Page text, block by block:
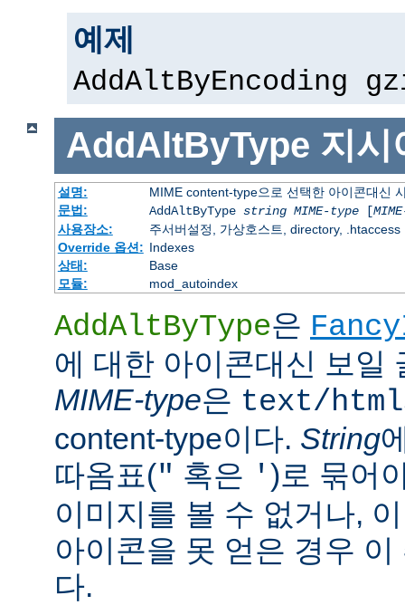
예제
AddAltByEncoding
AddAltByType 지시
설명:
MIME content-type으로 선택한 아이콘대신
문법:
AddAltByType string MIME-type[
사용장소:
주서버설정, 가상호스트, directory, .htaccess
Override 옵션: Indexes
상태:
Base
모듈:
mod_autoindex
AddAltByType은
에 대한 아이콘대신 보일
MIME-type은 text/html
content-type이다. String
따옴표(" 혹은 ' )로 묶어
이미지를 볼 수 없거나,
아이콘을 못 얻은 경우
다.